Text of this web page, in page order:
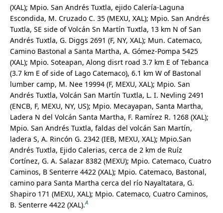
(XAL); Mpio. San Andrés Tuxtla, ejido Calería-Laguna
Escondida, M. Cruzado C. 35 (MEXU, XAL); Mpio. San Andrés
Tuxtla, SE side of Volcán Sn Martín Tuxtla, 13 km N of San
Andrés Tuxtla, G. Diggs 2691 (F, NY, XAL); Mun. Catemaco,
Camino Bastonal a Santa Martha, A. Gómez-Pompa 5425
(XAL); Mpio. Soteapan, Along disrt road 3.7 km E of Tebanca
(3.7 km E of side of Lago Catemaco), 6.1 km W of Bastonal
lumber camp, M. Nee 19994 (F, MEXU, XAL); Mpio. San
Andrés Tuxtla, Volcán San Martín Tuxtla, L. I. Nevling 2491
(ENCB, F, MEXU, NY, US); Mpio. Mecayapan, Santa Martha,
Ladera N del Volcán Santa Martha, F. Ramírez R. 1268 (XAL);
Mpio. San Andrés Tuxtla, faldas del volcán San Martín,
ladera S, A. Rincón G. 2342 (IEB, MEXU, XAL); Mpio.San
Andrés Tuxtla, Ejido Calerias, cerca de 2 km de Ruíz
Cortínez, G. A. Salazar 8382 (MEXU); Mpio. Catemaco, Cuatro
Caminos, B Senterre 4422 (XAL); Mpio. Catemaco, Bastonal,
camino para Santa Martha cerca del río Nayaltatara, G.
Shapiro 171 (MEXU, XAL); Mpio. Catemaco, Cuatro Caminos,
B. Senterre 4422 (XAL).A
Basellaceae
Bataceae
Begoniaceae
Berberidaceae
Betulaceae
Bignoniaceae
Bixaceae
Boraginaceae
Brassicaceae
Bromeliaceae
Brunelliaceae
Burmanniaceae
Burseraceae
Buxaceae
Cabombaceae
Cactaceae
Calceolariaceae
Calophyllaceae
Campanulaceae